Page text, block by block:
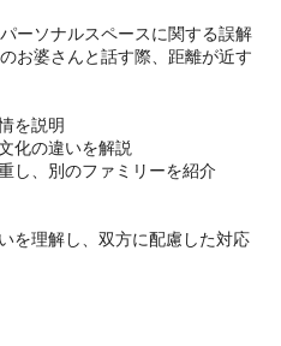
ーソナルスペースに関する誤解
お婆さんと話す際、距離が近す
を説明
化の違いを解説
し、別のファミリーを紹介
を理解し、双方に配慮した対応